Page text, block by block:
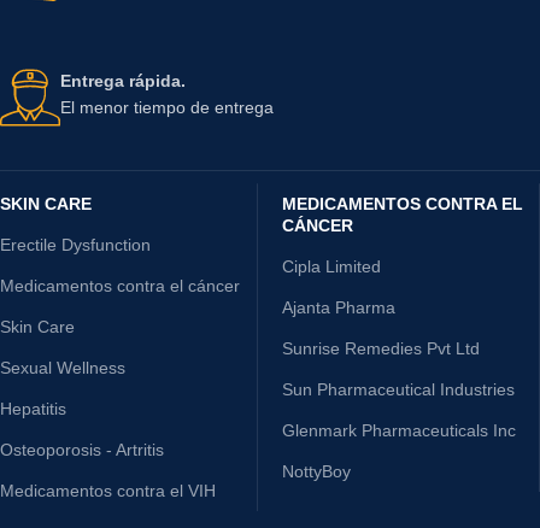
Entrega rápida.
El menor tiempo de entrega
SKIN CARE
Erectile Dysfunction
Medicamentos contra el cáncer
Skin Care
Sexual Wellness
Hepatitis
Osteoporosis - Artritis
Medicamentos contra el VIH
MEDICAMENTOS CONTRA EL
CÁNCER
Cipla Limited
Ajanta Pharma
Sunrise Remedies Pvt Ltd
Sun Pharmaceutical Industries
Glenmark Pharmaceuticals Inc
NottyBoy